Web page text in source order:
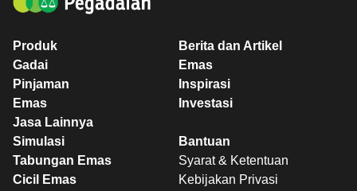
Produk
Gadai
Pinjaman
Emas
Jasa Lainnya
Berita dan Artikel
Emas
Inspirasi
Investasi
Simulasi
Tabungan Emas
Cicil Emas
Bantuan
Syarat & Ketentuan
Kebijakan Privasi